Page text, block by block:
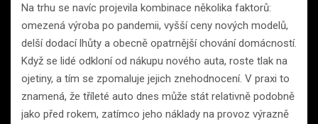
Na trhu se navíc projevila kombinace několika faktorů:
omezená výroba po pandemii, vyšší ceny nových modelů,
delší dodací lhůty a obecně opatrnější chování domácností.
Když se lidé odkloní od nákupu nového auta, roste tlak na
ojetiny, a tím se zpomaluje jejich znehodnocení. V praxi to
znamená, že tříleté auto dnes může stát relativně podobně
jako před rokem, zatímco jeho náklady na provoz výrazně